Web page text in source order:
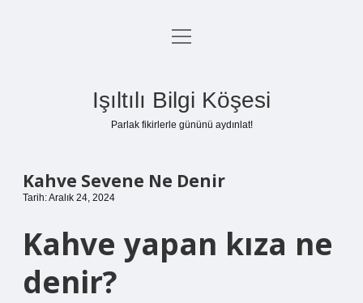
Anasayfa
Yasal Uyarı
menüyü
Işıltılı Bilgi Köşesi
Parlak fikirlerle gününü aydınlat!
Kahve Sevene Ne Denir
Tarih: Aralık 24, 2024
Kahve yapan kıza ne
denir?